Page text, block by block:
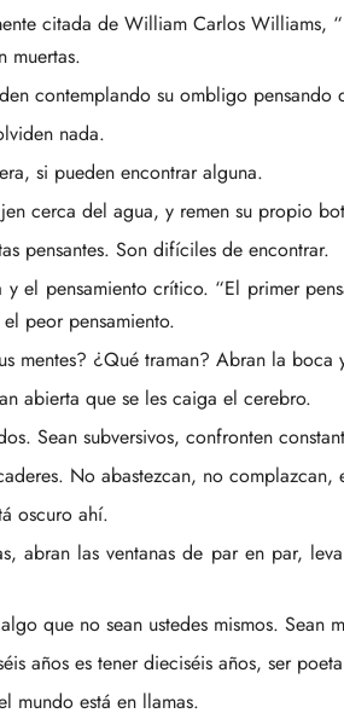
citada de William Carlos
muertas.
contemplando su ombligo
nada.
si pueden encontrar alguna.
cerca del agua, y remen su propio
pensantes. Son difíciles de encontrar.
y el pensamiento crítico. “El primer
peor pensamiento.
mentes? ¿Qué traman? Abran la
abierta que se les caiga el cerebro.
Sean subversivos, confronten
No abastezcan, no
oscuro ahí.
abran las ventanas de par en par,
que no sean ustedes mismos. Sean
años es tener dieciséis años, ser
mundo está en llamas.